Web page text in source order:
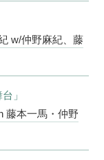
w/仲野麻紀、藤
」
藤本一馬・仲野